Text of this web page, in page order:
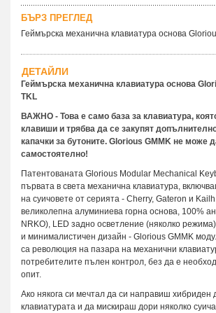
БЪРЗ ПРЕГЛЕД
Геймърска механична клавиатура основа
ДЕТАЙЛИ
Геймърска механична клавиатура основа
TKL
ВАЖНО - Това е само база за клавиатура,
клавиши и трябва да се закупят
капачки за бутоните. Glorious GMMK не може
самостоятелно!
Патентованата Glorious Modular Mechanical
първата в света механична клавиатура,
на суичовете от серията - Cherry, Gateron и
великолепна алуминиева горна основа, 100%
NRKO), LED задно осветление (няколко
и минималистичен дизайн - Glorious GMMK
са революция на пазара на механични
потребителите пълен контрол, без да е
опит.
Ако някога си мечтал да си направиш хибриден
клавиатурата и да мискираш дори няколко